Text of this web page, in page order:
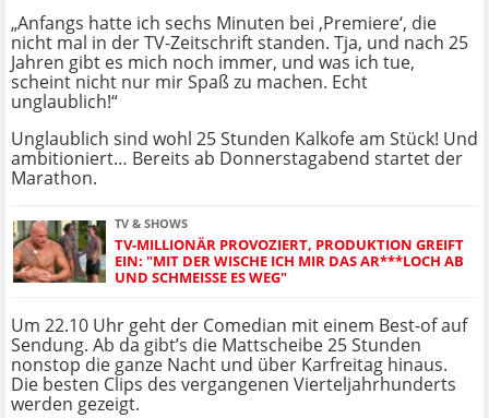
„Anfangs hatte ich sechs Minuten bei ‚Premiere‘, die
nicht mal in der TV-Zeitschrift standen. Tja, und nach 25
Jahren gibt es mich noch immer, und was ich tue,
scheint nicht nur mir Spaß zu machen. Echt
unglaublich!“
Unglaublich sind wohl 25 Stunden Kalkofe am Stück! Und
ambitioniert… Bereits ab Donnerstagabend startet der
Marathon.
TV & SHOWS
TV-MILLIONÄR PROVOZIERT, PRODUKTION GREIFT
EIN: "MIT DER WISCHE ICH MIR DAS AR***LOCH AB
UND SCHMEISSE ES WEG"
Um 22.10 Uhr geht der Comedian mit einem Best-of auf
Sendung. Ab da gibt’s die Mattscheibe 25 Stunden
nonstop die ganze Nacht und über Karfreitag hinaus.
Die besten Clips des vergangenen Vierteljahrhunderts
werden gezeigt.